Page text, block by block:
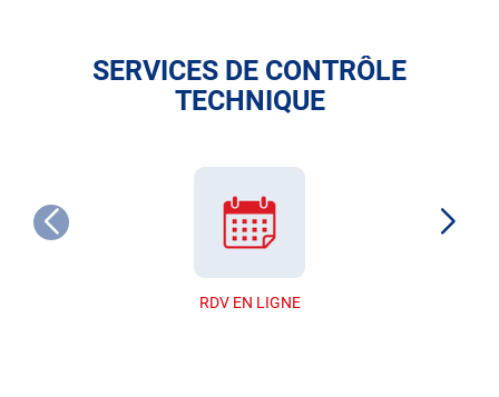
SERVICES DE CONTRÔLE
TECHNIQUE
RDV EN LIGNE